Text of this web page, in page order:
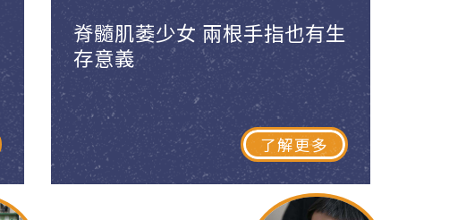
脊髓肌萎少女 兩根手指也有生
存意義
了解更多